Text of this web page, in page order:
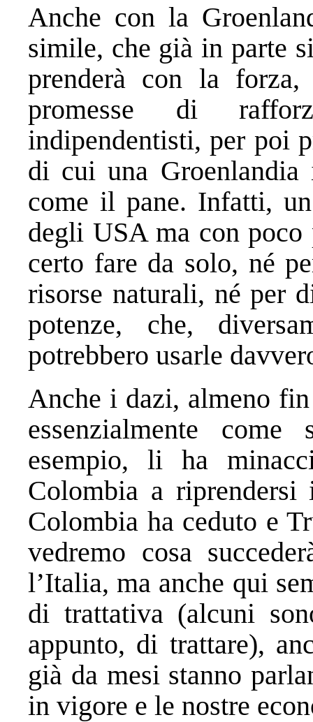
Anche con la
simile, che già in parte
prenderà con la
promesse di
indipendentisti, per poi
di cui una Groenlandia
come il pane. Infatti,
degli USA ma con
certo fare da solo, né
risorse naturali, né per
potenze, che,
potrebbero usarle
Anche i dazi, almeno
essenzialmente
esempio, li ha
Colombia a
Colombia ha ceduto e
vedremo cosa
l’Italia, ma anche qui
di trattativa (alcuni
appunto, di trattare),
già da mesi stanno
in vigore e le nostre